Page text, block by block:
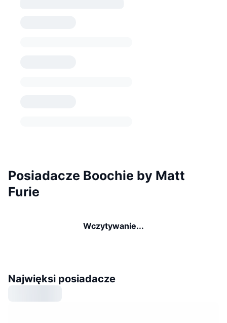
Posiadacze Boochie by Matt
Furie
Wczytywanie...
Najwięksi posiadacze